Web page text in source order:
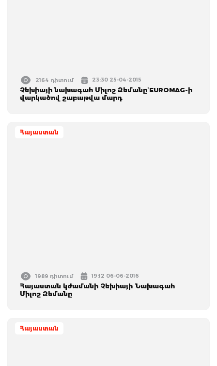
2164 դիտում 23:30 25-04-2015
Չեխիայի նախագահ Միլոշ Զեմանը` EUROMAG-ի
վարկածով շաբաթվա մարդ
Հայաստան
1989 դիտում 19:12 06-06-2016
Հայաստան կժամանի Չեխիայի Նախագահ
Միլոշ Զեմանը
Հայաստան